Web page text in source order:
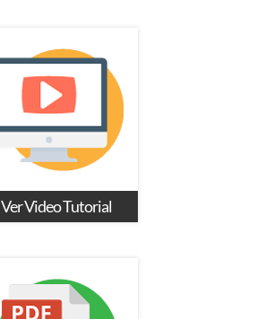
Ver Video Tutorial